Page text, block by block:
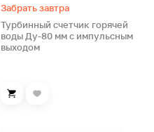
Забрать завтра
Турбинный счетчик горячей
воды Ду-80 мм с импульсным
выходом